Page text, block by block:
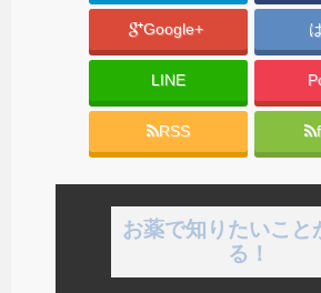
Google+
LINE
RSS
お薬で知りたいこと
る！